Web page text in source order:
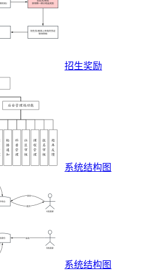
招生奖励
系统结构图
系统结构图